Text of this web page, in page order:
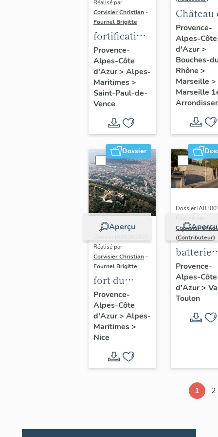
Réalisé par
Corvisier Christian -
Fournel Brigitte
fortification
d'agglomération
de Saint-
Paul
Provence-
Alpes-Côte
d'Azur> Alpes-
Maritimes>
Saint-Paul-de-
Vence
Provence-
Alpes-Côte
d'Azur>
Bouches-
Rhône >
Marseille >
Marseille
Dossier
Aperçu
Réalisé par
Corvisier Christian -
Fournel Brigitte
fort du
Mont-Alban,
de la place
forte de
Nice
Provence-
Alpes-Côte
d'Azur> Alpes-
Maritimes>
Nice
Aperçu
Dossier
Corvisier
(Contributeur)
batterie
basse de
ou
Basse-
Provence-
Alpes-Côte
d'Azur>
Toulon
1 2